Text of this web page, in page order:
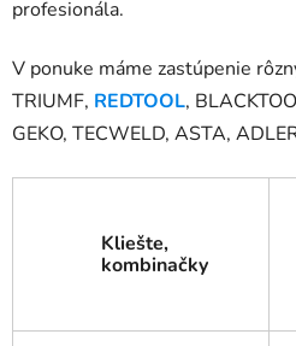
profesionála.
V ponuke máme zastúpenie
TRIUMF, REDTOOL,
GEKO, TECWELD, ASTA,
Kliešte,
kombinačky